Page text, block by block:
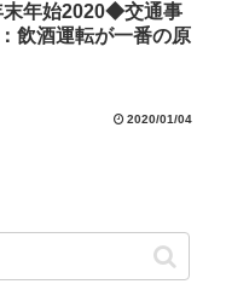
年始2020◆交通事
飲酒運転が一番の原
2020/01/04